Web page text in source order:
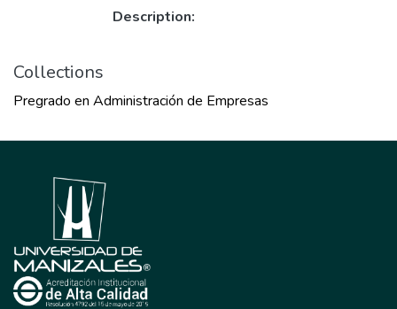
Description:
Collections
Pregrado en Administración de Empresas